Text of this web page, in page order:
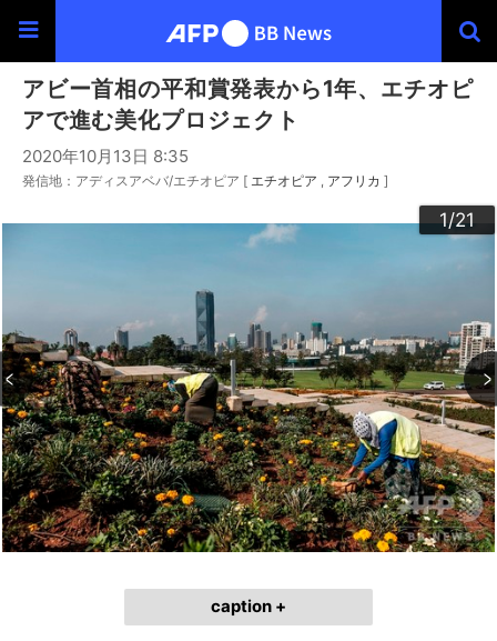
アビー首相の平和賞発表から1年、エチオピ
アで進む美化プロジェクト
2020年10月13日 8:35
発信地：アディスアベバ/エチオピア [ エチオピア アフリカ ]
1/21
2/21
3/21
4/21
5/21
6/21
7/21
8/21
9/21
10/21
11/21
12/21
13/21
14/21
15/21
16/21
17/21
18/21
19/21
20/21
21/21
caption +